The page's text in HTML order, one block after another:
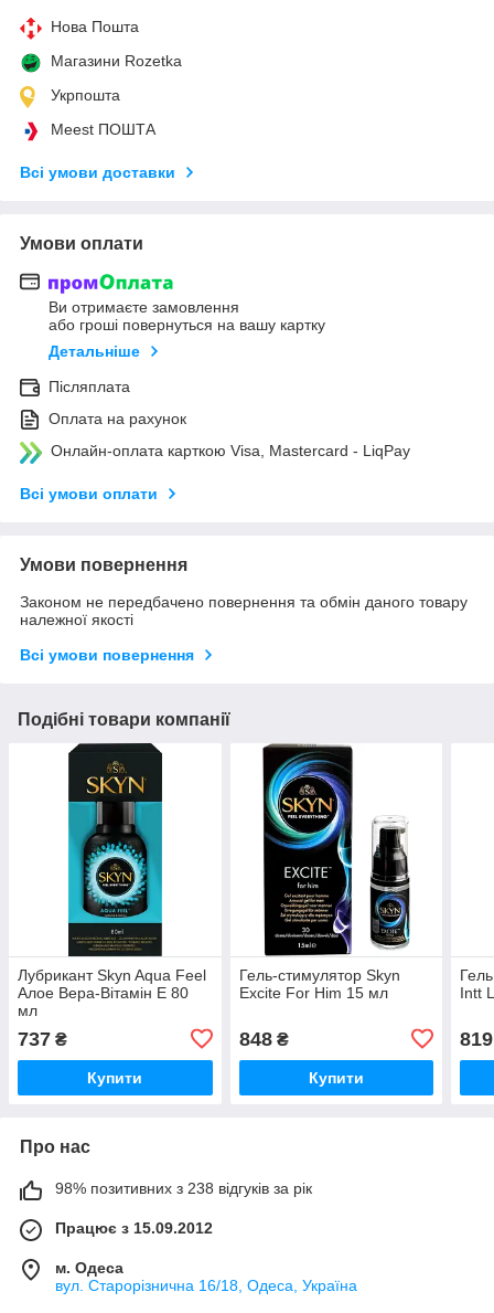
Нова Пошта
Магазини Rozetka
Укрпошта
Meest ПОШТА
Всі умови доставки
Умови оплати
Ви отримаєте замовлення
або гроші повернуться на вашу картку
Детальніше
Післяплата
Оплата на рахунок
Онлайн-оплата карткою Visa, Mastercard - LiqPay
Всі умови оплати
Умови повернення
Законом не передбачено повернення та обмін даного товару
належної якості
Всі умови повернення
Подібні товари компанії
Лубрикант Skyn Aqua Feel
Алое Вера-Вітамін Е 80
мл
737 ₴
Купити
Гель-стимулятор Skyn
Excite For Him 15 мл
848₴
Купити
Intt
819
Про нас
98% позитивних з 238 відгуків за рік
Працює з 15.09.2012
м. Одеса
вул. Старорізнична 16/18, Одеса, Україна